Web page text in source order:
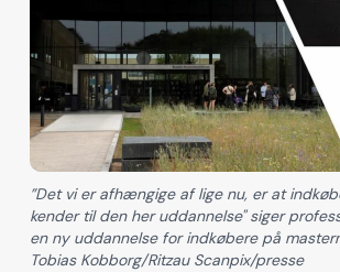
”Det vi er afhængige af lige nu, er at
kender til den her uddannelse" siger
en ny uddannelse for indkøbere på
Tobias Kobborg/Ritzau Scanpix/presse